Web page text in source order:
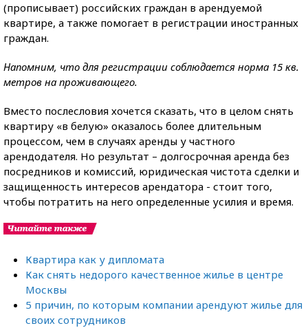
(прописывает) российских граждан в арендуемой
квартире, а также помогает в регистрации иностранных
граждан.
Напомним, что для регистрации соблюдается норма 15 кв.
метров на проживающего.
Вместо послесловия хочется сказать, что в целом снять
квартиру «в белую» оказалось более длительным
процессом, чем в случаях аренды у частного
арендодателя. Но результат – долгосрочная аренда без
посредников и комиссий, юридическая чистота сделки и
защищенность интересов арендатора - стоит того,
чтобы потратить на него определенные усилия и время.
Квартира как у дипломата
Как снять недорого качественное жилье в центре
Москвы
5 причин, по которым компании арендуют жилье для
своих сотрудников